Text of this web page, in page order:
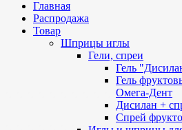
Главная
Распродажа
Товар
Шприцы иглы
Гели, спреи
Гель
Гель
Омега-Дент
Дисилан +
Спрей